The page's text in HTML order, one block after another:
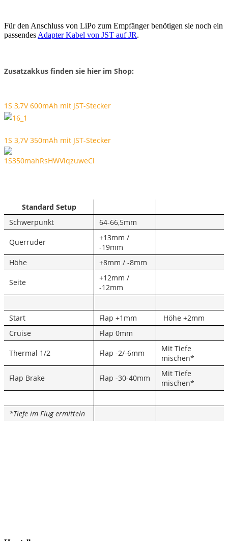
Für den Anschluss von LiPo zum Empfänger benötigen sie noch ein
passendes Adapter Kabel von JST auf JR.
Zusatzakkus finden sie hier im Shop:
1S 3,7V 600mAh mit JST-Stecker
1S 3,7V 350mAh mit JST-Stecker
Standard Setup
Schwerpunkt
64-66,5mm
Querruder
+13mm /
-19mm
Höhe
+8mm / -8mm
Seite
+12mm /
-12mm
Start Flap +1mm
Höhe +2mm
Cruise
Flap 0mm
Thermal 1/2 Flap -2/-6mm
Mit Tiefe
mischen*
Flap Brake Flap -30-40mm
Mit Tiefe
mischen*
*Tiefe im Flug ermitteln